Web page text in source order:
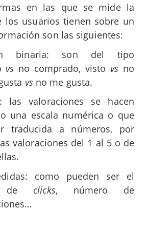
en las que se mide la
los usuarios tienen sobre un
son las siguientes:
binaria: son del tipo
vs no comprado, visto vs no
vsno me gusta.
las valoraciones se hacen
una escala numérica o que
traducida a números, por
valoraciones del 1 al 5 o de
como pueden ser el
de clicks, número de